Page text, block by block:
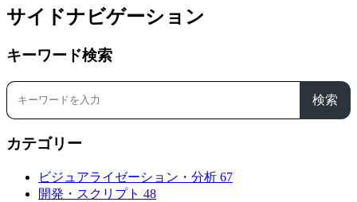
サイドナビゲーション
キーワード検索
検索
カテゴリー
ビジュアライゼーション・分析 67
開発・スクリプト 48